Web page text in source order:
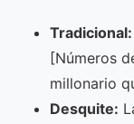
Tradicional:
[Números
millonario
Desquite: